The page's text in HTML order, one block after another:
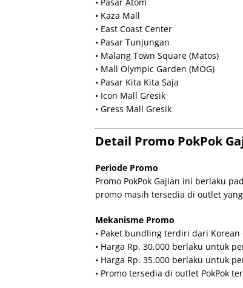
• Kaza Mall
• East Coast Center
• Pasar Tunjungan
• Malang Town Square (Matos)
• Mall Olympic Garden (MOG)
• Pasar Kita Kita Saja
• Icon Mall Gresik
• Gress Mall Gresik
Detail Promo PokPok
Periode Promo
Promo PokPok Gajian ini berlaku
promo masih tersedia di outlet
Mekanisme Promo
• Paket bundling terdiri dari Korean
• Harga Rp. 30.000 berlaku untuk
• Harga Rp. 35.000 berlaku untuk
• Promo tersedia di outlet PokPok